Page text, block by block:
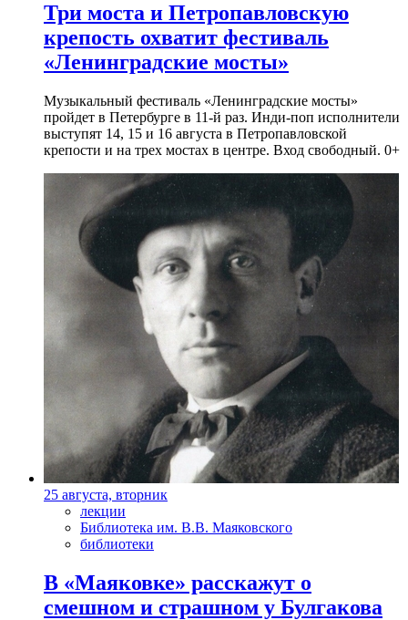
Три моста и Петропавловскую
крепость охватит фестиваль
«Ленинградские мосты»
Музыкальный фестиваль «Ленинградские мосты»
пройдет в Петербурге в 11-й раз. Инди-поп исполнители
выступят 14, 15 и 16 августа в Петропавловской
крепости и на трех мостах в центре. Вход свободный. 0+
25 августа, вторник
лекции
Библиотека им. В.В. Маяковского
библиотеки
В «Маяковке» расскажут о
смешном и страшном у Булгакова